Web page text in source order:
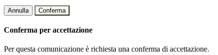
Annulla Conferma
Conferma per accettazione
Per questa comunicazione è richiesta una conferma di accettazione.